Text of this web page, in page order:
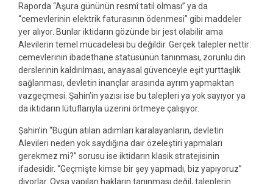
Raporda “Aşura gününün resmî tatil olması” ya da
“cemevlerinin elektrik faturasının ödenmesi” gibi maddeler
yer alıyor. Bunlar iktidarın gözünde bir jest olabilir ama
Alevilerin temel mücadelesi bu değildir. Gerçek talepler nettir:
cemevlerinin ibadethane statüsünün tanınması, zorunlu din
derslerinin kaldırılması, anayasal güvenceyle eşit yurttaşlık
sağlanması, devletin inançlar arasında ayrım yapmaktan
vazgeçmesi. Şahin’in yazısı ise bu talepleri ya yok sayıyor ya
da iktidarın lütuflarıyla üzerini örtmeye çalışıyor.
Şahin’in “Bugün atılan adımları karalayanların, devletin
Alevileri neden yok saydığına dair özeleştiri yapmaları
gerekmez mi?” sorusu ise iktidarın klasik stratejisinin
ifadesidir. “Geçmişte kimse bir şey yapmadı, biz yapıyoruz”
diyorlar. Oysa yapılan hakların tanınması değil, taleplerin